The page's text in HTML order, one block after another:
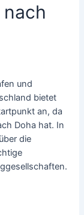
und
bietet
an, da
Doha hat. In
die